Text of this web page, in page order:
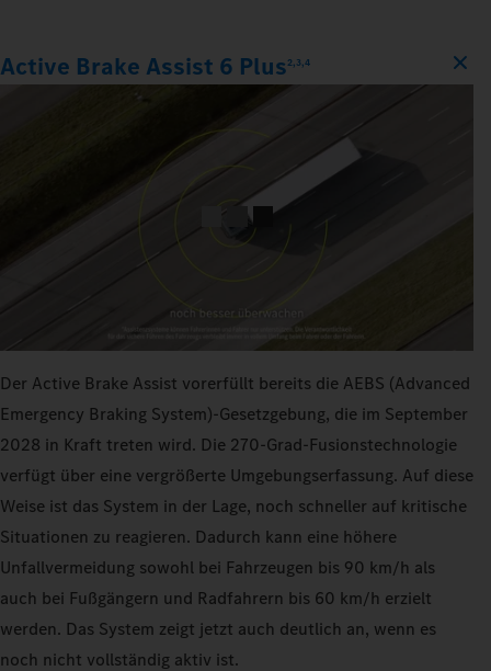
Active Brake Assist 6 Plus2,3,4
Der Active Brake Assist vorerfüllt bereits die AEBS (Advanced
Emergency Braking System)-Gesetzgebung, die im September
2028 in Kraft treten wird. Die 270‑Grad-Fusionstechnologie
verfügt über eine vergrößerte Umgebungserfassung. Auf diese
Weise ist das System in der Lage, noch schneller auf kritische
Situationen zu reagieren. Dadurch kann eine höhere
Unfallvermeidung sowohl bei Fahrzeugen bis 90 km/h als
auch bei Fußgängern und Radfahrern bis 60 km/h erzielt
werden. Das System zeigt jetzt auch deutlich an, wenn es
noch nicht vollständig aktiv ist.